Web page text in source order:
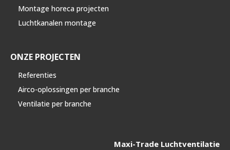
Montage horeca projecten
Luchtkanalen montage
ONZE PROJECTEN
Referenties
Airco-oplossingen per branche
Ventilatie per branche
Maxi-Trade Luchtventilatie